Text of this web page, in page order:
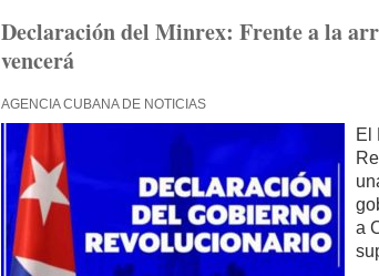
Declaración del Minrex: Frente a la
vencerá
AGENCIA CUBANA DE NOTICIAS
El
a